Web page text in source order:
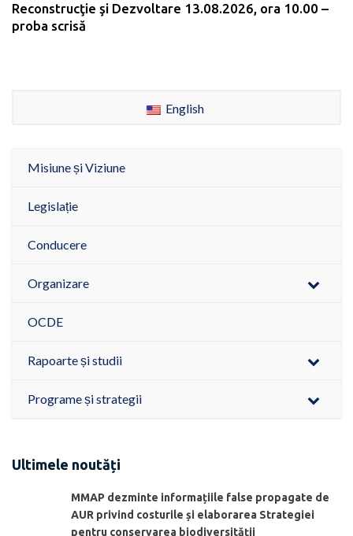
Reconstrucţie şi Dezvoltare 13.08.2026, ora 10.00 –
proba scrisă
English
Misiune și Viziune
Legislație
Conducere
Organizare
OCDE
Rapoarte și studii
Programe și strategii
Ultimele noutăți
MMAP dezminte informațiile false propagate de
AUR privind costurile și elaborarea Strategiei
pentru conservarea biodiversității